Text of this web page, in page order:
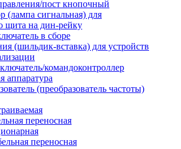
пост кнопочный
(лампа сигнальная) для
щита на дин-рейку
в сборе
(шильдик-вставка) для устройств
командоконтроллер
аппаратура
(преобразователь частоты)
переносная
переносная